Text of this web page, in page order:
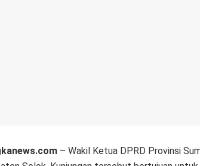
– Wakil Ketua DPRD Provinsi